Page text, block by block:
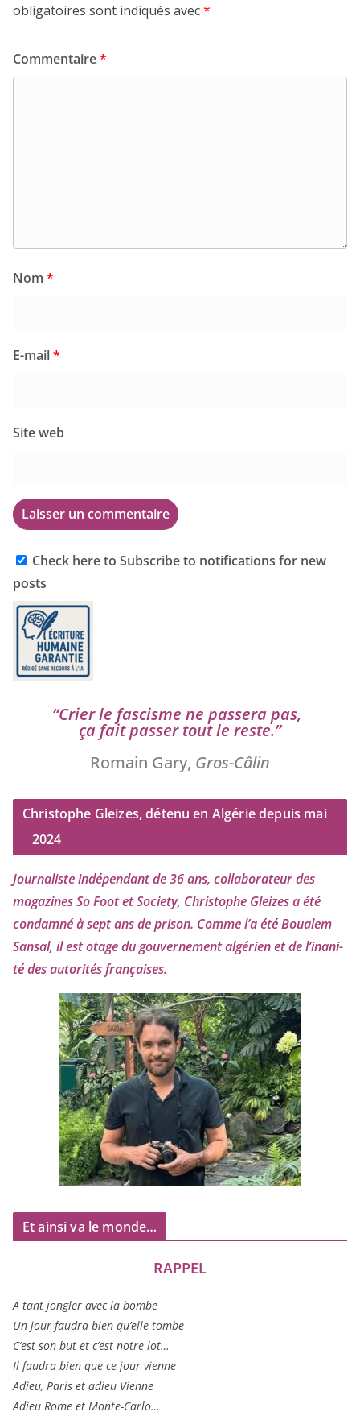
obligatoires sont indiqués avec*
Commentaire*
Nom *
E-mail*
Site web
Check here to Subscribe to notifications for new
posts
“Crier le fas­cisme ne pas­se­ra pas,
ça fait pas­ser tout le reste.”
Romain Gary, Gros-Câlin
Christophe Gleizes, détenu en Algérie depuis mai
2024
Journaliste indé­pen­dant de36ans, col­la­bo­ra­teur des
maga­zines So Foot et Society, Christophe Gleizesa été
condam­né à sept ans de pri­son. Comme l’a été Boualem
Sansal, il est otage du gou­ver­ne­ment algé­rien et de l’i­na­ni­
té des auto­ri­tés françaises.
Et ainsi va le monde…
RAPPEL
A tant jon­gler avec la bombe
Un jour fau­dra bien qu’elle tombe
C’est son but et c’est notre lot…
Il fau­dra bien que ce jour vienne
Adieu, Paris et adieu Vienne
Adieu Rome et Monte-Carlo…